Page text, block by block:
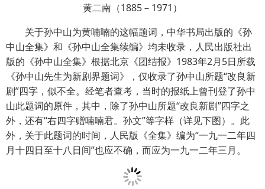
黄二南（1885－1971）
关于孙中山为黄喃喃的这幅题词，中华书局出版的《孙
中山全集》和《孙中山全集续编》均未收录，人民出版社出
版的《孙中山全集》根据北京《团结报》1983年2月5日所载
《孙中山先生为新剧界题词》，仅收录了孙中山所题“改良新
剧”四字，似不全。经笔者查考，当时的报纸上曾刊登了孙中
山此题词的原件，其中，除了孙中山所题“改良新剧”四字之
外，还有“右四字赠喃喃君。孙文”等字样（详见下图）。此
外，关于此题词的时间，人民版《全集》编为“一九一二年四
月十四日至十八日间”也应不确，而应为一九一二年三月。